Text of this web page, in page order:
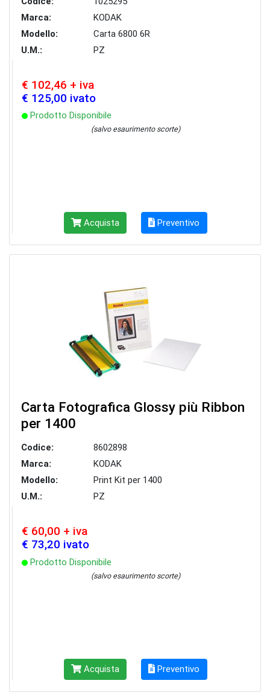
Marca:
KODAK
Modello:
Carta 6800 6R
U.M.:
PZ
€ 102,46 + iva
€ 125,00 ivato
Prodotto Disponibile
(salvo esaurimento scorte)
Acquista Preventivo
Carta Fotografica Glossy più Ribbon
per 1400
Codice:
8602898
Marca:
KODAK
Modello:
Print Kit per 1400
U.M.:
PZ
€ 60,00 + iva
€ 73,20 ivato
Prodotto Disponibile
(salvo esaurimento scorte)
Acquista Preventivo